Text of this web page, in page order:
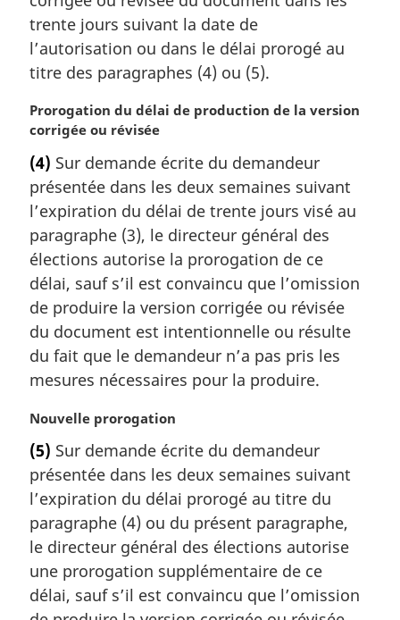
:
r
i
n
l
e
:
trente jours suivant la date de
l’autorisation ou dans le délai prorogé au
titre des paragraphes (4) ou (5).
N
o
e
m
a
r
g
i
n
a
l
e
:
Prorogation du délai de production de la version
corrigée ou révisée
(4) Sur demande écrite du demandeur
présentée dans les deux semaines suivant
l’expiration du délai de trente jours visé au
paragraphe (3), le directeur général des
élections autorise la prorogation de ce
délai, sauf s’il est convaincu que l’omission
de produire la version corrigée ou révisée
du document est intentionnelle ou résulte
du fait que le demandeur n’a pas pris les
mesures nécessaires pour la produire.
N
t
e
m
a
r
g
i
n
a
Nouvelle prorogation
(5) Sur demande écrite du demandeur
présentée dans les deux semaines suivant
l’expiration du délai prorogé au titre du
paragraphe (4) ou du présent paragraphe,
le directeur général des élections autorise
une prorogation supplémentaire de ce
délai, sauf s’il est convaincu que l’omission